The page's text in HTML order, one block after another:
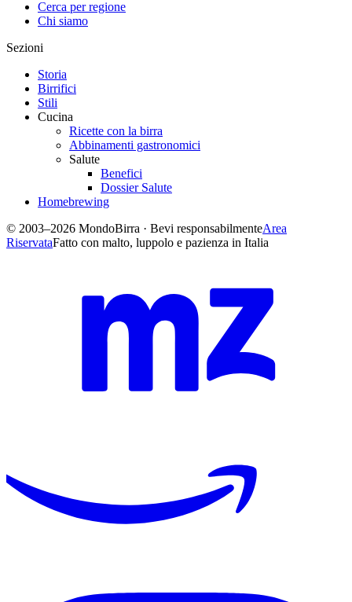
Cerca per regione
Chi siamo
Sezioni
Storia
Birrifici
Stili
Cucina
Ricette con la birra
Abbinamenti gastronomici
Salute
Benefici
Dossier Salute
Homebrewing
© 2003–2026 MondoBirra · Bevi responsabilmenteArea
RiservataFatto con malto, luppolo e pazienza in Italia